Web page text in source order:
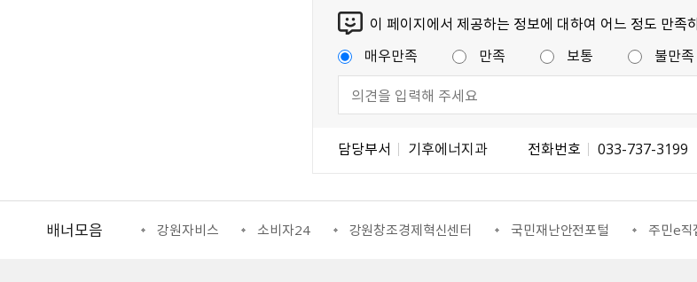
이 페이지에서 제공하는 정보에 대하여 어느 정도 만족
매우만족
만족 보통 불만족
담당부서 기후에너지과 전화번호 033-737-3199
배너모음
자리정보망 강원자비스 소비자24 강원창조경제혁신센터 국민재난안전포털 주민e직접 플랫